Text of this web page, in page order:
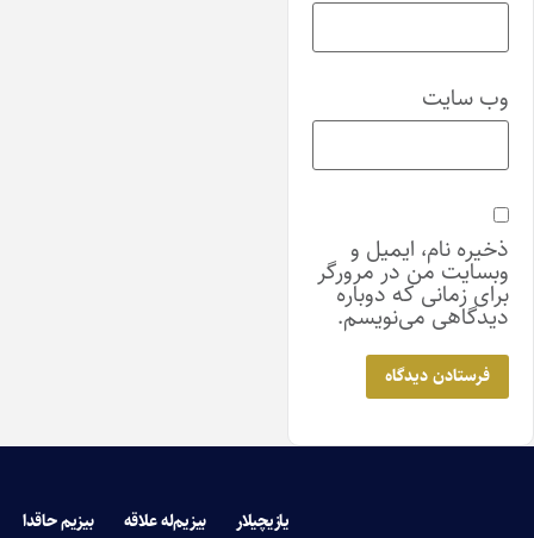
وب‌ سایت
ذخیره نام، ایمیل و
وبسایت من در مرورگر
برای زمانی که دوباره
دیدگاهی می‌نویسم.
یازیچیلار بیزیم‌له علاقه بیزیم حاقدا